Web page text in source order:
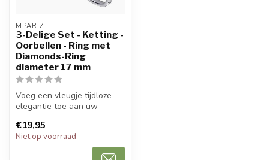
MPARIZ
3-Delige Set - Ketting -
Oorbellen - Ring met
Diamonds-Ring
diameter 17 mm
Voeg een vleugje tijdloze
elegantie toe aan uw
pracht...
€19,95
Niet op voorraad